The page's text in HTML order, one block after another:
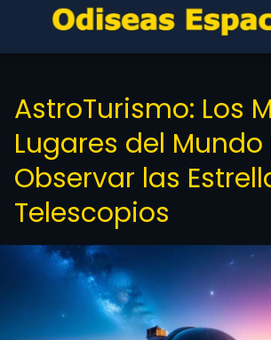
AstroTurismo: Los
Lugares del
Observar las
Telescopios